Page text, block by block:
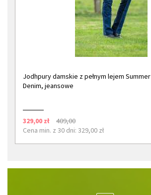
Jodhpury damskie z pełnym lejem Summer
Denim, jeansowe
329,00 zł
409,00
Cena min. z 30 dni: 329,00 zł